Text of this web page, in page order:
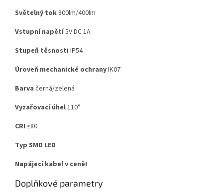
Světelný tok800lm/400lm
Vstupní napětí5V DC 1A
Stupeň těsnosti IP54
Úroveň mechanické ochranyIK07
Barva černá/zelená
Vyzařovací úhel110°
CRI ≥80
Typ SMD LED
Napájecí kabel v ceně!
Doplňkové parametry